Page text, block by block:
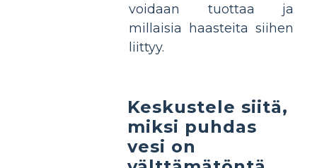
voidaan tuottaa ja
millaisia haasteita siihen
liittyy.
Keskustele siitä,
miksi puhdas
vesi on